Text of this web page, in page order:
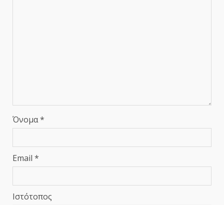
Όνομα*
Email *
Ιστότοπος